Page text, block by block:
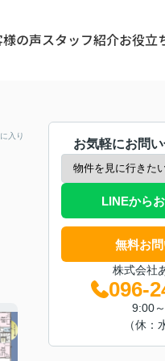
の声スタッフ紹介お役立
入り
お気軽にお問
LINEから
無料お
株式会社
096-
9:00
（休：